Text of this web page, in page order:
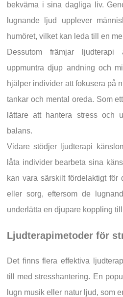
bekväma i sina dagliga liv.
lugnande ljud upplever
humöret, vilket kan leda till en
Dessutom främjar ljudterapi
uppmuntra djup andning och
hjälper individer att fokusera på
tankar och mental oreda. Som
lättare att hantera stress och
balans.
Vidare stödjer ljudterapi
låta individer bearbeta sina
kan vara särskilt fördelaktigt för
eller sorg, eftersom de
underlätta en djupare koppling
Ljudterapimetoder för
Det finns flera effektiva
till med stresshantering. En
lugn musik eller natur ljud, som